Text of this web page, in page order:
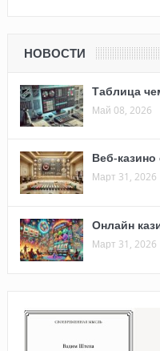
НОВОСТИ
Таблица
Май 08, 2026
Веб-
Март 31, 2026
Онлайн
Март 31, 2026